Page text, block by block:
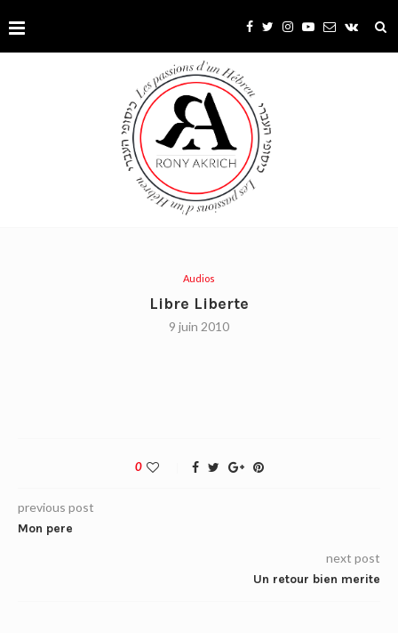
Audios
Libre Liberte
9 juin 2010
0
previous post
Mon pere
next post
Un retour bien merite